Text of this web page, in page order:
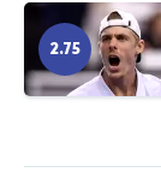
2.75